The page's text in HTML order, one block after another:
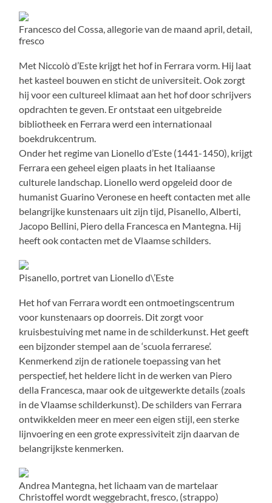
Francesco del Cossa, allegorie van de maand april, detail,
fresco
Met Niccolò d’Este krijgt het hof in Ferrara vorm. Hij laat
het kasteel bouwen en sticht de universiteit. Ook zorgt
hij voor een cultureel klimaat aan het hof door schrijvers
opdrachten te geven. Er ontstaat een uitgebreide
bibliotheek en Ferrara werd een internationaal
boekdrukcentrum.
Onder het regime van Lionello d’Este (1441-1450), krijgt
Ferrara een geheel eigen plaats in het Italiaanse
culturele landschap. Lionello werd opgeleid door de
humanist Guarino Veronese en heeft contacten met alle
belangrijke kunstenaars uit zijn tijd, Pisanello, Alberti,
Jacopo Bellini, Piero della Francesca en Mantegna. Hij
heeft ook contacten met de Vlaamse schilders.
Pisanello, portret van Lionello d\’Este
Het hof van Ferrara wordt een ontmoetingscentrum
voor kunstenaars op doorreis. Dit zorgt voor
kruisbestuiving met name in de schilderkunst. Het geeft
een bijzonder stempel aan de ‘scuola ferrarese’.
Kenmerkend zijn de rationele toepassing van het
perspectief, het heldere licht in de werken van Piero
della Francesca, maar ook de uitgewerkte details (zoals
in de Vlaamse schilderkunst). De schilders van Ferrara
ontwikkelden meer en meer een eigen stijl, een sterke
lijnvoering en een grote expressiviteit zijn daarvan de
belangrijkste kenmerken.
Andrea Mantegna, het lichaam van de martelaar
Christoffel wordt weggebracht, fresco, (strappo)